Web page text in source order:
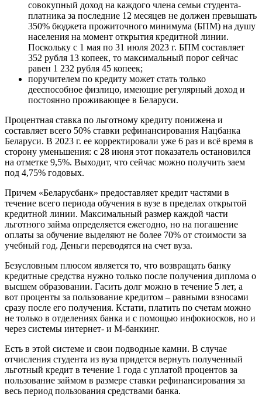
совокупный доход на каждого члена семьи студента-
платника за последние 12 месяцев не должен превышать
350% бюджета прожиточного минимума (БПМ) на душу
населения на момент открытия кредитной линии.
Поскольку с 1 мая по 31 июля 2023 г. БПМ составляет
352 рубля 13 копеек, то максимальный порог сейчас
равен 1 232 рубля 45 копеек;
поручителем по кредиту может стать только
дееспособное физлицо, имеющие регулярный доход и
постоянно проживающее в Беларуси.
Процентная ставка по льготному кредиту понижена и
составляет всего 50% ставки рефинансирования Нацбанка
Беларуси. В 2023 г. ее корректировали уже 6 раз и всё время в
сторону уменьшения: с 28 июня этот показатель остановился
на отметке 9,5%. Выходит, что сейчас можно получить заем
под 4,75% годовых.
Причем «Беларусбанк» предоставляет кредит частями в
течение всего периода обучения в вузе в пределах открытой
кредитной линии. Максимальный размер каждой части
льготного займа определяется ежегодно, но на погашение
оплаты за обучение выделяют не более 70% от стоимости за
учебный год. Деньги переводятся на счет вуза.
Безусловным плюсом является то, что возвращать банку
кредитные средства нужно только после получения диплома о
высшем образовании. Гасить долг можно в течение 5 лет, а
вот проценты за пользование кредитом – равными взносами
сразу после его получения. Кстати, платить по счетам можно
не только в отделениях банка и с помощью инфокиосков, но и
через системы интернет- и М-банкинг.
Есть в этой системе и свои подводные камни. В случае
отчисления студента из вуза придется вернуть полученный
льготный кредит в течение 1 года с уплатой процентов за
пользование займом в размере ставки рефинансирования за
весь период пользования средствами банка.